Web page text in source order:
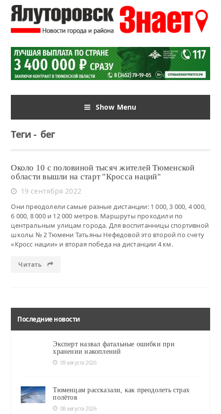
Show Menu
Теги-бег
Около 10 с половиной тысяч жителей Тюменской
области вышли на старт "Кросса наций"
19 сентября 2022
Они преодолели самые разные дистанции: 1 000, 3 000, 4 000,
6 000, 8 000 и 12 000 метров. Маршруты проходили по
центральным улицам города. Для воспитанницы спортивной
школы № 2 Тюмени Татьяны Нефедовой это второй по счету
«Кросс нации» и вторая победа на дистанции 4 км.
Читать
Последние новости
Эксперт назвал фатальные ошибки при
хранении накоплений
09 августа 2026
Тюменцам рассказали, как преодолеть страх
полётов
08 августа 2026